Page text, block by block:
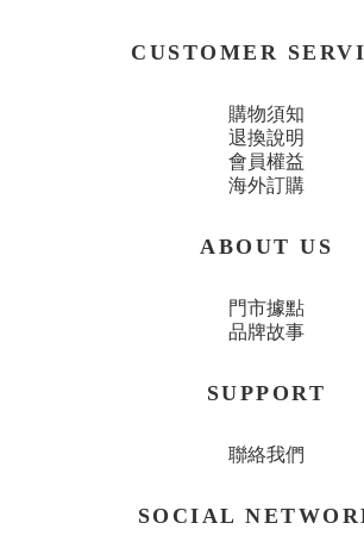
CUSTOMER
購物須知
退換說明
會員權益
海外訂購
ABOUT US
門市據點
品牌故事
SUPPORT
聯絡我們
SOCIAL